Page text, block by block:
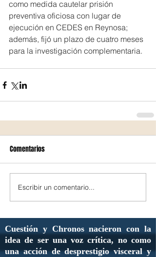
como medida cautelar prisión
preventiva oficiosa con lugar de
ejecución en CEDES en Reynosa;
además, fijó un plazo de cuatro meses
para la investigación complementaria.
Comentarios
Escribir un comentario...
Cuestión y Chronos nacieron con la
idea de ser una voz crítica, no como
una acción de desprestigio visceral y